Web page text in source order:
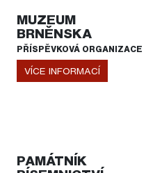
MUZEUM
BRNĚNSKA
PŘÍSPĚVKOVÁ ORGANIZACE
VÍCE INFORMACÍ
PAMÁTNÍK